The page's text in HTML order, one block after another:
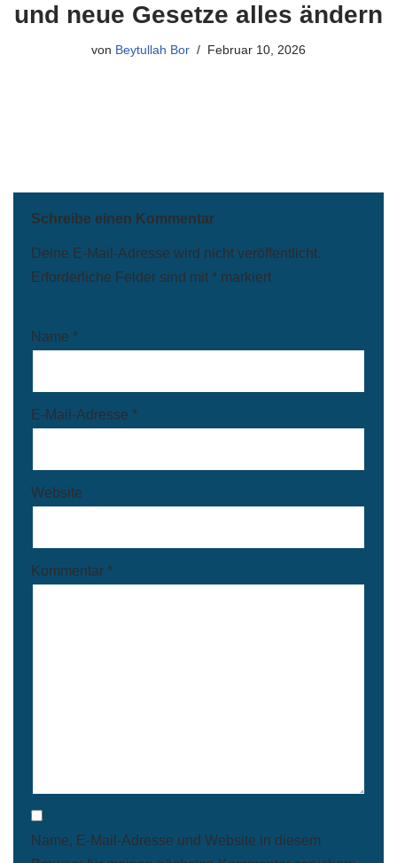
und neue Gesetze alles ändern
von Beytullah Bor Februar 10, 2026
Schreibe einen Kommentar
Deine E-Mail-Adresse wird nicht veröffentlicht.
Erforderliche Felder sind mit * markiert
Name *
E-Mail-Adresse *
Website
Kommentar *
Name, E-Mail-Adresse und Website in diesem